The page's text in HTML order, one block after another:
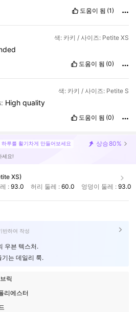
도움이 됨 (1)
색: 카키 / 사이즈: Petite XS
도움이 됨 (0)
색: 카키 / 사이즈: Petite S
High quality
도움이 됨 (0)
루를 활기차게 만들어보세요 상승80%
세요!
XS)
:93.0 허리 둘레 : 60.0 엉덩이 둘레 : 93.0
반하여 작성
우븐 텍스처.
는 데일리 룩.
릭
리에스터